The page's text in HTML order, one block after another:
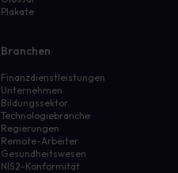
Plakate
Branchen
Finanzdienstleistungen
Unternehmen
Bildungssektor
Technologiebranche
Regierungen
Remote-Arbeiter
Gesundheitswesen
NIS2-Konformität